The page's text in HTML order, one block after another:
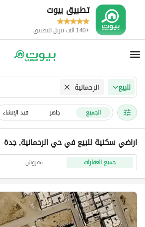
تطبيق بيوت
+140 ألف تنزيل للتطبيق
للبيع الرحمانية
الجميع جاهز قيد الإنشاء
اراضي سكنية للبيع في حي الرحمانية, جدة
جميع العقارات مفروش